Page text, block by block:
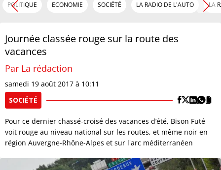
POLITIQUE ECONOMIE SOCIÉTÉ LA RADIO DE L'AUTO LA
Journée classée rouge sur la route des
vacances
Par La rédaction
samedi 19 août 2017 à 10:11
SOCIÉTÉ
Pour ce dernier chassé-croisé des vacances d’été, Bison Futé
voit rouge au niveau national sur les routes, et même noir en
région Auvergne-Rhône-Alpes et sur l'arc méditerranéen